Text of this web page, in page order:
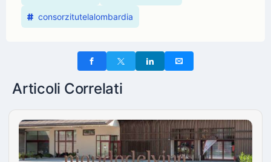
consorzitutelalombardia
Articoli Correlati